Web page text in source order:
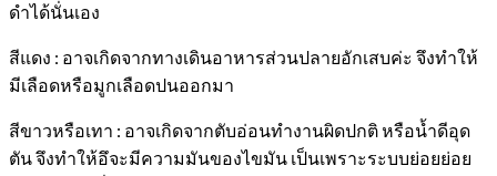
ดำได้นั่นเอง
สีแดง : อาจเกิดจากทางเดินอาหารส่วนปลายอักเสบค่ะ จึงทำให้
มีเลือดหรือมูกเลือดปนออกมา
สีขาวหรือเทา : อาจเกิดจากตับอ่อนทำงานผิดปกติ หรือน้ำดีอุด
ตัน จึงทำให้อึจะมีความมันของไขมัน เป็นเพราะระบบย่อยย่อย